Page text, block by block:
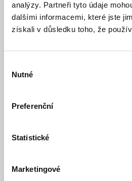
analýzy. Partneři tyto údaje
dalšími informacemi, které jste
získali v důsledku toho, že
souhlasu
Nutné
Preferenční
Statistické
Marketingové